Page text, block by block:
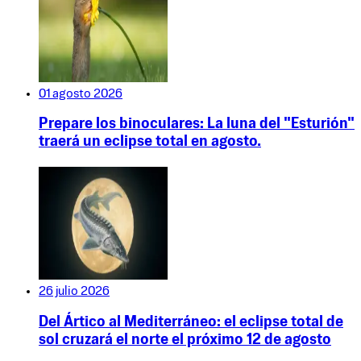
01 agosto 2026
Prepare los binoculares: La luna del "Esturión"
traerá un eclipse total en agosto.
26 julio 2026
Del Ártico al Mediterráneo: el eclipse total de
sol cruzará el norte el próximo 12 de agosto